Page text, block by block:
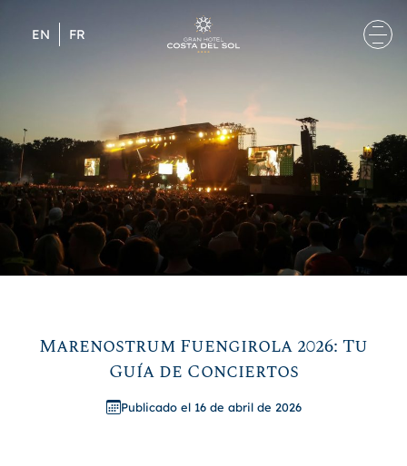
EN FR
Marenostrum Fuengirola 2026: Tu
Guía de Conciertos
Publicado el 16 de abril de 2026